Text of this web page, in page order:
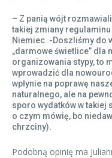
– Z panią wójt
takiej zmiany regulaminu
Niemiec. -Doszliśmy do
„darmowe świetlice” dla
organizowania stypy, to
wprowadzić dla
wpłynie na poprawę
naturalnego, ale na
sporo wydatków w takiej
o czym mówię, bo
chrzciny).
Podobną opinię ma